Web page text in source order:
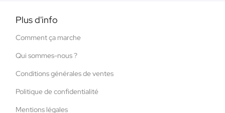
Plus d'info
Comment ça marche
Qui sommes-nous ?
Conditions générales de ventes
Politique de confidentialité
Mentions légales